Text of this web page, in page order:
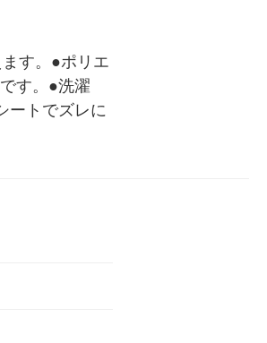
す。●ポリエ
す。●洗濯
ートでズレに